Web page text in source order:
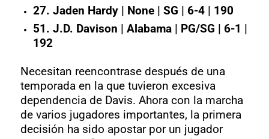
27. Jaden Hardy | None | SG | 6-4 | 190
51. J.D. Davison | Alabama | PG/SG | 6-1 |
192
Necesitan reencontrase después de una
temporada en la que tuvieron excesiva
dependencia de Davis. Ahora con la marcha
de varios jugadores importantes, la primera
decisión ha sido apostar por un jugador